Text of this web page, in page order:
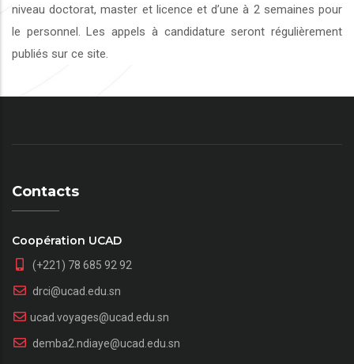
niveau doctorat, master et licence et d’une à 2 semaines pour
le personnel. Les appels à candidature seront régulièrement
publiés sur ce site.
Contacts
Coopération UCAD
(+221) 78 685 92 92
drci@ucad.edu.sn
ucad.voyages@ucad.edu.sn
demba2.ndiaye@ucad.edu.sn